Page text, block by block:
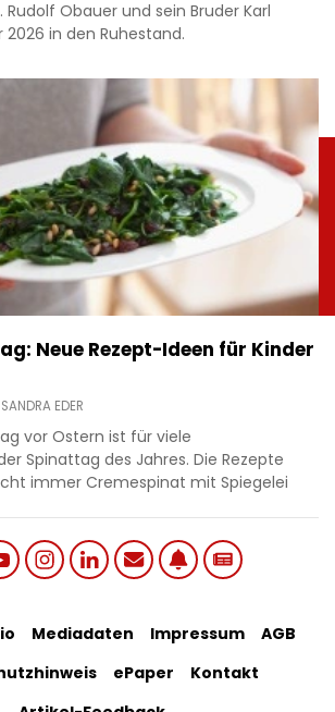
Obauer und sein Bruder Karl
in den Ruhestand.
Neue Rezept-Ideen für Kinder
SANDRA EDER
vor Ostern ist für viele
Spinattag des Jahres. Die Rezepte
immer Cremespinat mit Spiegelei
Mediadaten Impressum
AGB
ePaper
Kontakt